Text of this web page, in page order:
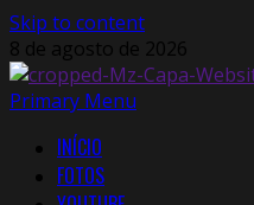
Skip to content
8 de agosto de 2026
Primary Menu
INÍCIO
FOTOS